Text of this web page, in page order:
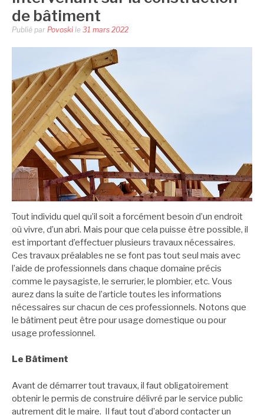
de bâtiment
Publié par Povoski le 31 mars 2022
Tout individu quel qu’il soit a forcément besoin d’un endroit
où vivre, d’un abri. Mais pour que cela puisse être possible, il
est important d’effectuer plusieurs travaux nécessaires.
Ces travaux préalables ne se font pas tout seul mais avec
l’aide de professionnels dans chaque domaine précis
comme le paysagiste, le serrurier, le plombier, etc. Vous
aurez dans la suite de l’article toutes les informations
nécessaires sur chacun de ces professionnels. Notons que
le bâtiment peut être pour usage domestique ou pour
usage professionnel.
Le Bâtiment
Avant de démarrer tout travaux, il faut obligatoirement
obtenir le permis de construire délivré par le service public
autrement dit le maire. Il faut tout d’abord contacter un